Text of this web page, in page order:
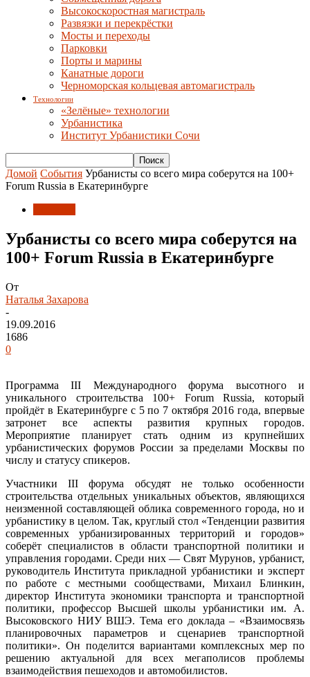
Высокоскоростная магистраль
Развязки и перекрёстки
Мосты и переходы
Парковки
Порты и марины
Канатные дороги
Черноморская кольцевая автомагистраль
Технологии
«Зелёные» технологии
Урбанистика
Институт Урбанистики Сочи
Домой События Урбанисты со всего мира соберутся на 100+
Forum Russia в Екатеринбурге
Урбанисты со всего мира соберутся на
100+ Forum Russia в Екатеринбурге
От
Наталья Захарова
-
19.09.2016
1686
0
Программа III Международного форума высотного и
уникального строительства 100+ Forum Russia, который
пройдёт в Екатеринбурге с 5 по 7 октября 2016 года, впервые
затронет все аспекты развития крупных городов.
Мероприятие планирует стать одним из крупнейших
урбанистических форумов России за пределами Москвы по
числу и статусу спикеров.
Участники III форума обсудят не только особенности
строительства отдельных уникальных объектов, являющихся
неизменной составляющей облика современного города, но и
урбанистику в целом. Так, круглый стол «Тенденции развития
современных урбанизированных территорий и городов»
соберёт специалистов в области транспортной политики и
управления городами. Среди них — Свят Мурунов, урбанист,
руководитель Института прикладной урбанистики и эксперт
по работе с местными сообществами, Михаил Блинкин,
директор Института экономики транспорта и транспортной
политики, профессор Высшей школы урбанистики им. А.
Высоковского НИУ ВШЭ. Тема его доклада – «Взаимосвязь
планировочных параметров и сценариев транспортной
политики». Он поделится вариантами комплексных мер по
решению актуальной для всех мегаполисов проблемы
взаимодействия пешеходов и автомобилистов.